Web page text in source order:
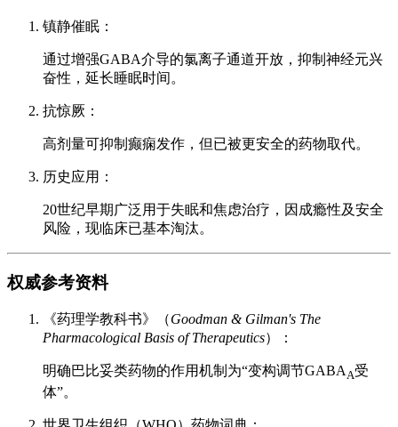
镇静催眠：
通过增强GABA介导的氯离子通道开放，抑制神经元兴
奋性，延长睡眠时间。
抗惊厥：
高剂量可抑制癫痫发作，但已被更安全的药物取代。
历史应用：
20世纪早期广泛用于失眠和焦虑治疗，因成瘾性及安全
风险，现临床已基本淘汰。
权威参考资料
《药理学教科书》（Goodman & Gilman's The
Pharmacological Basis of Therapeutics）：
明确巴比妥类药物的作用机制为“变构调节GABAA受
体”。